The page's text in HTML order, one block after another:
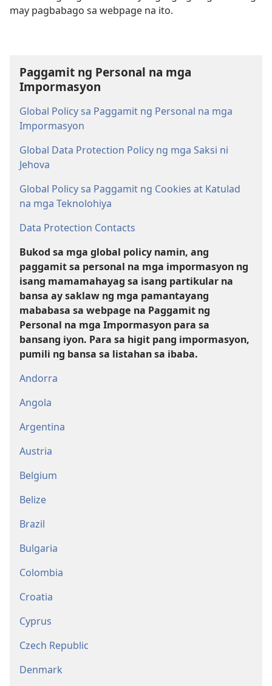
may pagbabago sa webpage na ito.
Paggamit ng Personal na mga
Impormasyon
Global Policy sa Paggamit ng Personal na mga
Impormasyon
Global Data Protection Policy ng mga Saksi ni
Jehova
Global Policy sa Paggamit ng Cookies at Katulad
na mga Teknolohiya
Data Protection Contacts
Bukod sa mga global policy namin, ang
paggamit sa personal na mga impormasyon ng
isang mamamahayag sa isang partikular na
bansa ay saklaw ng mga pamantayang
mababasa sa webpage na Paggamit ng
Personal na mga Impormasyon para sa
bansang iyon. Para sa higit pang impormasyon,
pumili ng bansa sa listahan sa ibaba.
Andorra
Angola
Argentina
Austria
Belgium
Belize
Brazil
Bulgaria
Colombia
Croatia
Cyprus
Czech Republic
Denmark